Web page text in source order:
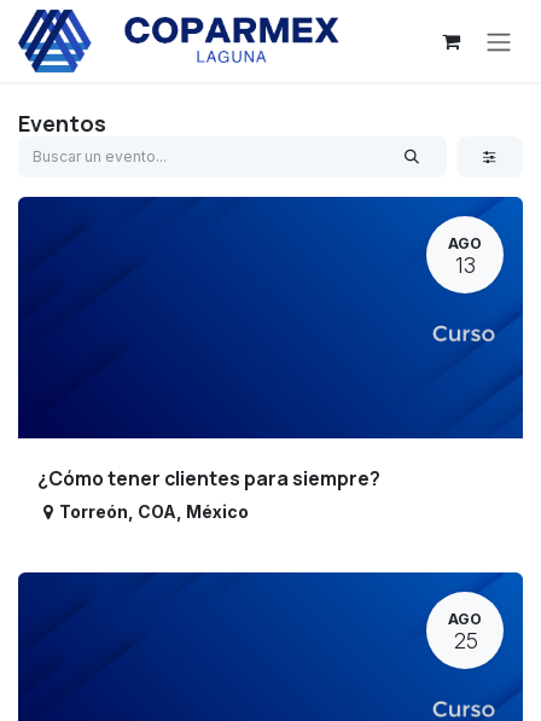
Ir al contenido
Eventos
AGO
13
¿Cómo tener clientes para siempre?
Torreón COA México
AGO
25